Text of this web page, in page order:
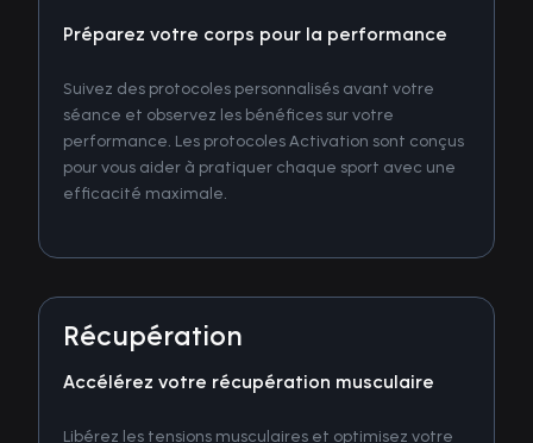
Préparez votre corps pour la performance
Suivez des protocoles personnalisés avant votre
séance et observez les bénéfices sur votre
performance. Les protocoles Activation sont conçus
pour vous aider à pratiquer chaque sport avec une
efficacité maximale.
Récupération
Accélérez votre récupération musculaire
Libérez les tensions musculaires et optimisez votre